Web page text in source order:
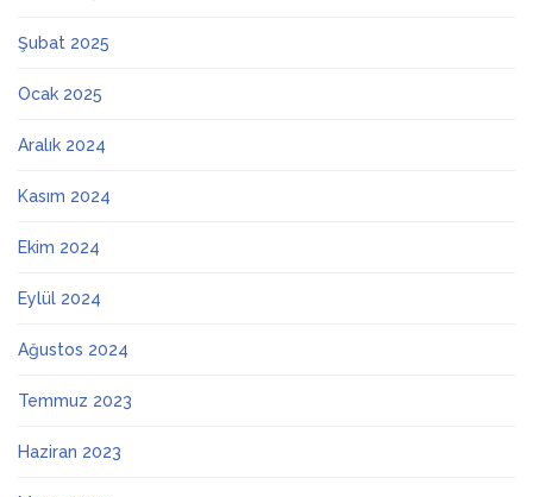
Şubat 2025
Ocak 2025
Aralık 2024
Kasım 2024
Ekim 2024
Eylül 2024
Ağustos 2024
Temmuz 2023
Haziran 2023